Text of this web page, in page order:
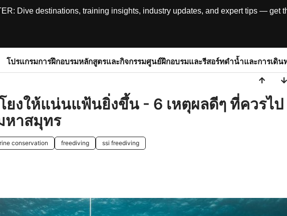
Dive destinations, training insights, industry updates, and expert tips — get
โปรแกรมการฝึกอบรมหลักสูตรและกิจกรรมศูนย์ฝึกอบรมและรีสอร์ทดำน้ำและการเดิน
ยงให้แน่นแฟ้นยิ่งขึ้น - 6 เหตุผลดีๆ ที่ควรไป
หาสมุทร
conservation freediving ssi freediving